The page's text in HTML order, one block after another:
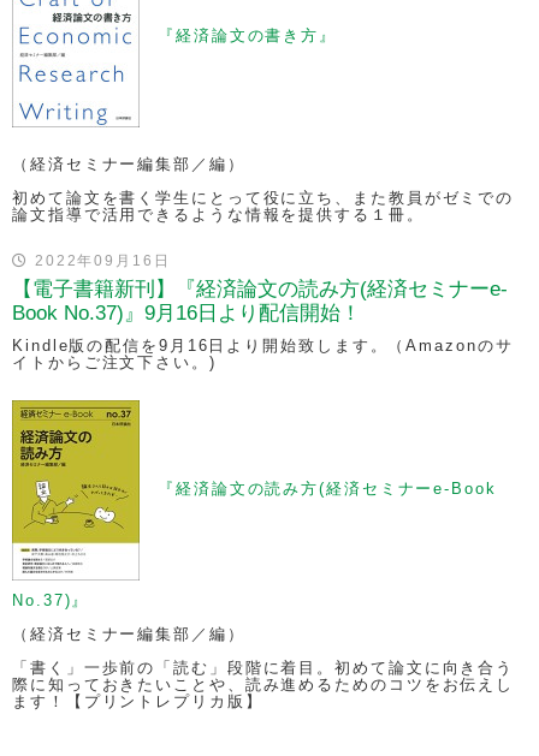
『経済論文の書き方』
（経済セミナー編集部／編）
初めて論文を書く学生にとって役に立ち、また教員がゼミでの
論文指導で活用できるような情報を提供する１冊。
2022年09月16日
【電子書籍新刊】『経済論文の読み方(経済セミナーe-
Book No.37)』9月16日より配信開始！
Kindle版の配信を9月16日より開始致します。（Amazonのサ
イトからご注文下さい。)
『経済論文の読み方(経済セミナーe-Book
No.37)』
（経済セミナー編集部／編）
「書く」一歩前の「読む」段階に着目。初めて論文に向き合う
際に知っておきたいことや、読み進めるためのコツをお伝えし
ます！【プリントレプリカ版】